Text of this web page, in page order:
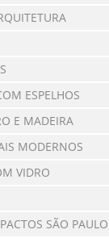
ESPELHOS
E MADEIRA
MODERNOS
VIDRO
SÃO PAULO